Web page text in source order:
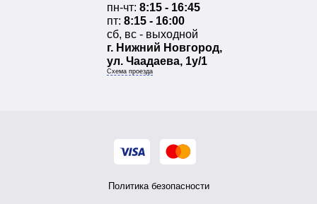
пн-чт: 8:15 - 16:45
пт: 8:15 - 16:00
сб, вс - выходной
г. Нижний Новгород,
ул. Чаадаева, 1у/1
Схема проезда
Политика безопасности